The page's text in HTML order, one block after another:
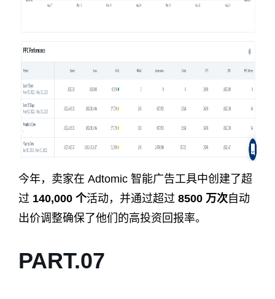
今年，卖家在 Adtomic 智能广告工具中创建了超
过 140,000 个活动，并通过超过 8500 万次 自动
出价调整确保了他们的高投资回报率。
PART.07